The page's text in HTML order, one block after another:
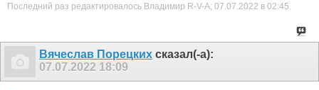
Последний раз редактировалось Владимир R-V-A; 07.07.2022 в 02:45.
Вячеслав Порецких сказал(-а):
07.07.2022 18:09